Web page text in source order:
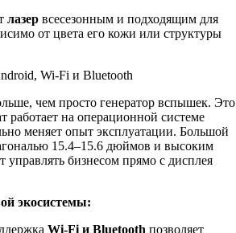
лазер всесезонным и подходящим для
от цвета его кожи или структуры
Wi-Fi и Bluetooth
чем просто генератор вспышек. Это
работает на операционной системе
меняет опыт эксплуатации. Большой
15.4–15.6 дюймов и высоким
управлять бизнесом прямо с дисплея
экосистемы:
Wi-Fi и Bluetooth позволяет